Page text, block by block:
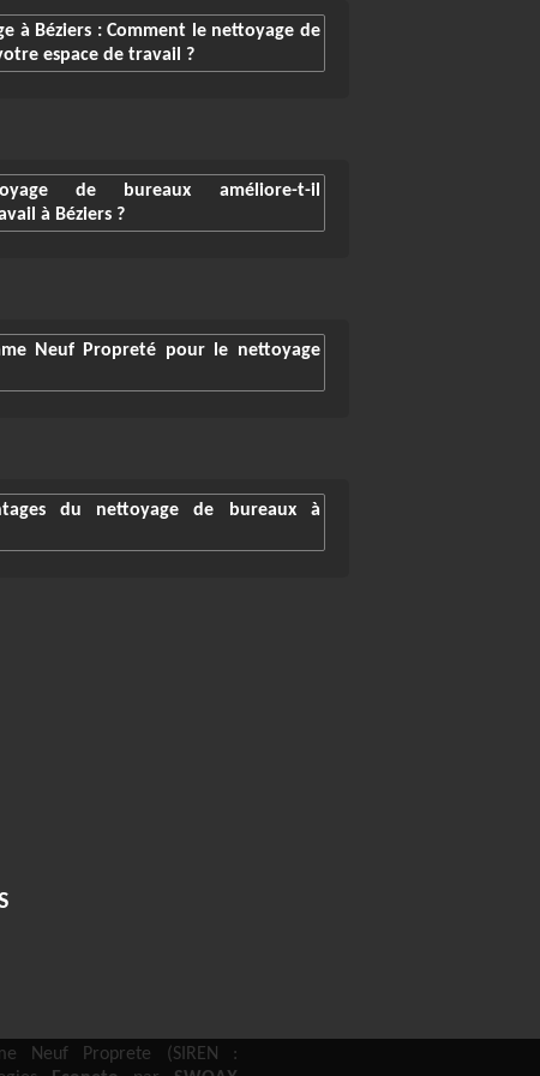
à Béziers : Comment le nettoyage de
espace de travail ?
de bureaux améliore-t-il
à Béziers ?
Neuf Propreté pour le nettoyage
du nettoyage de bureaux à
Neuf Proprete (SIREN :